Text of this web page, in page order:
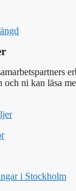
ni kan läsa
i Stockholm